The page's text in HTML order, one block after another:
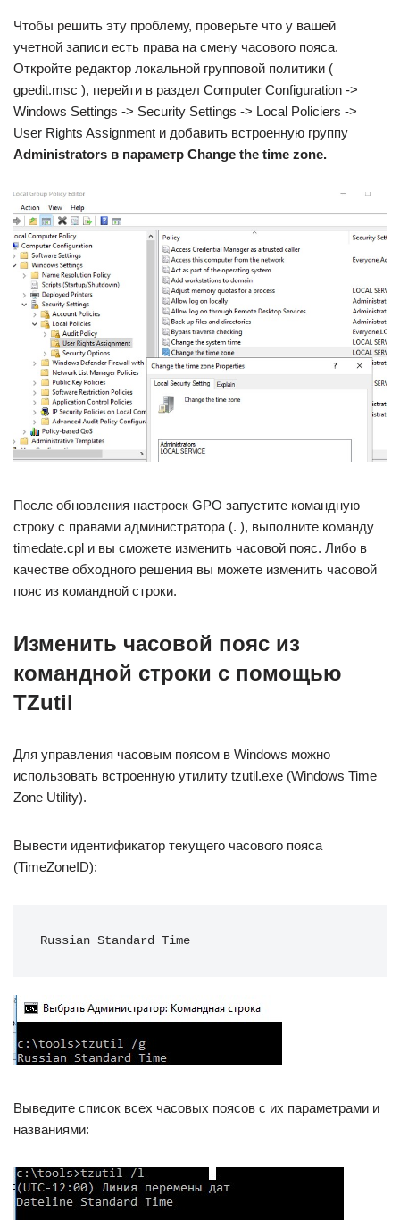
Чтобы решить эту проблему, проверьте что у вашей
учетной записи есть права на смену часового пояса.
Откройте редактор локальной групповой политики (
gpedit.msc ), перейти в раздел Computer Configuration ->
Windows Settings -> Security Settings -> Local Policiers ->
User Rights Assignment и добавить встроенную группу
Administrators в параметр Change the time zone.
После обновления настроек GPO запустите командную
строку с правами администратора (. ), выполните команду
timedate.cpl и вы сможете изменить часовой пояс. Либо в
качестве обходного решения вы можете изменить часовой
пояс из командной строки.
Изменить часовой пояс из
командной строки с помощью
TZutil
Для управления часовым поясом в Windows можно
использовать встроенную утилиту tzutil.exe (Windows Time
Zone Utility).
Вывести идентификатор текущего часового пояса
(TimeZoneID):
Russian Standard Time
Выведите список всех часовых поясов с их параметрами и
названиями: